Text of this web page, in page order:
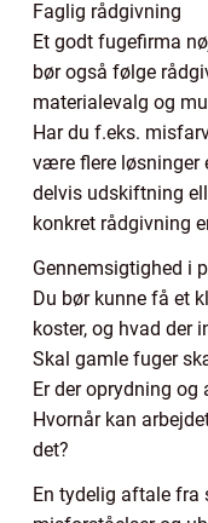
Faglig rådgivning
Et godt fugefirma
bør også følge
materialevalg og
Har du f.eks.
være flere løsninger
delvis udskiftning
konkret rådgivning
Gennemsigtighed i
Du bør kunne få et
koster, og hvad der
Skal gamle fuger
Er der oprydning
Hvornår kan
det?
En tydelig aftale fra